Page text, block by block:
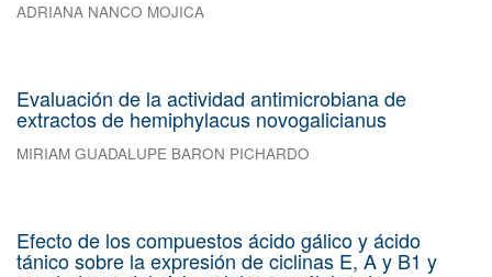
ADRIANA NANCO MOJICA
Evaluación de la actividad antimicrobiana de
extractos de hemiphylacus novogalicianus
MIRIAM GUADALUPE BARON PICHARDO
Efecto de los compuestos ácido gálico y ácido
tánico sobre la expresión de ciclinas E, A y B1 y